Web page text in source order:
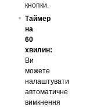
кнопки.
Таймер
на
60
хвилин:
Ви
можете
налаштувати
автоматичне
вимкнення